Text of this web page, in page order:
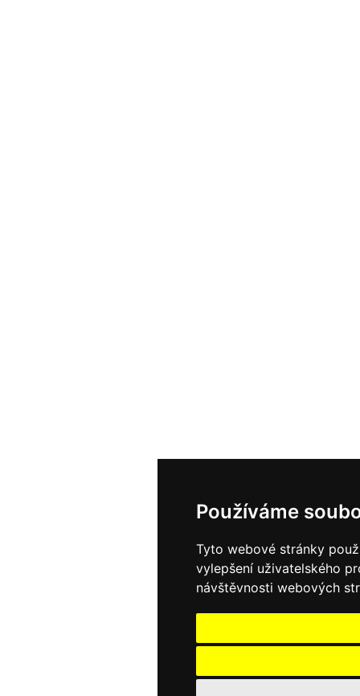
Používáme
Tyto webové stránky
vylepšení uživatelského
návštěvnosti webových